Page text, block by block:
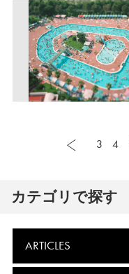
3 4
カテゴリで探す
ARTICLES